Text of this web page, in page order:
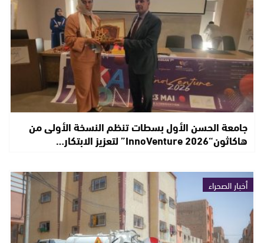
جامعة الحسن الأول بسطات تنظم النسخة الأولى من
هاكاثون“InnoVenture 2026” لتعزيز الابتكار…
أخبار الصحراء